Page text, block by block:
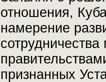
отношения,
намерение
признанных